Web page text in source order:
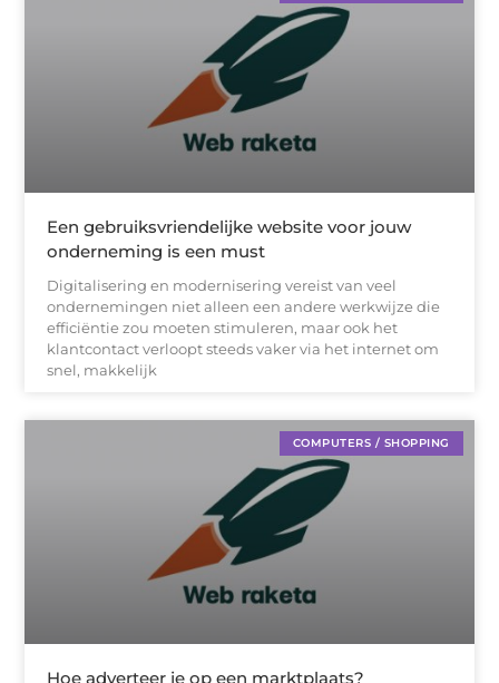
Een gebruiksvriendelijke website voor jouw
onderneming is een must
Digitalisering en modernisering vereist van veel
ondernemingen niet alleen een andere werkwijze die
efficiëntie zou moeten stimuleren, maar ook het
klantcontact verloopt steeds vaker via het internet om
snel, makkelijk
COMPUTERS / SHOPPING
Hoe adverteer je op een marktplaats?